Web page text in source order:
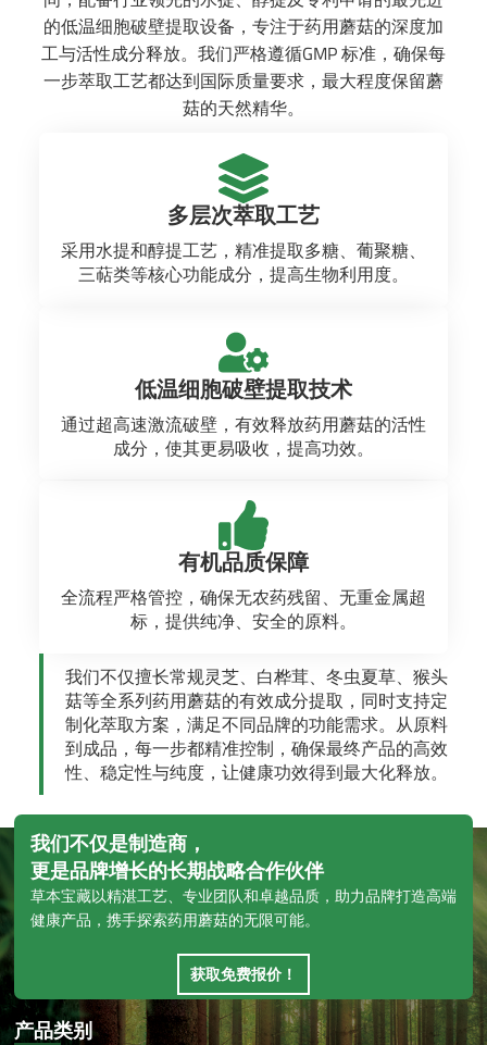
的低温细胞破壁提取设备，专注于药用蘑菇的深度加
工与活性成分释放。我们严格遵循GMP 标准，确保每
一步萃取工艺都达到国际质量要求，最大程度保留蘑
菇的天然精华。
多层次萃取工艺
采用水提和醇提工艺，精准提取多糖、葡聚糖、
三萜类等核心功能成分，提高生物利用度。
低温细胞破壁提取技术
通过超高速激流破壁，有效释放药用蘑菇的活性
成分，使其更易吸收，提高功效。
有机品质保障
全流程严格管控，确保无农药残留、无重金属超
标，提供纯净、安全的原料。
我们不仅擅长常规灵芝、白桦茸、冬虫夏草、猴头
菇等全系列药用蘑菇的有效成分提取，同时支持定
制化萃取方案，满足不同品牌的功能需求。从原料
到成品，每一步都精准控制，确保最终产品的高效
性、稳定性与纯度，让健康功效得到最大化释放。
我们不仅是制造商，
更是品牌增长的长期战略合作伙伴
草本宝藏以精湛工艺、专业团队和卓越品质，助力品牌打造高端
健康产品，携手探索药用蘑菇的无限可能。
获取免费报价！
产品类别